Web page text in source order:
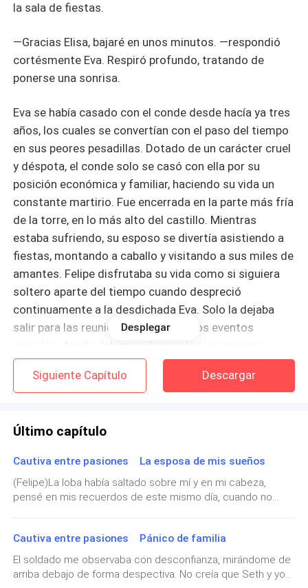
la sala de fiestas.
—Gracias Elisa, bajaré en unos minutos. —respondió
cortésmente Eva. Respiró profundo, tratando de
ponerse una sonrisa.
Eva se había casado con el conde desde hacía ya tres
años, los cuales se convertían con el paso del tiempo
en sus peores pesadillas. Dotado de un carácter cruel
y déspota, el conde solo se casó con ella por su
posición económica y familiar, haciendo su vida un
constante martirio. Fue encerrada en la parte más fría
de la torre, en lo más alto del castillo. Mientras
estaba sufriendo, su esposo se divertía asistiendo a
fiestas, montando a caballo y visitando a sus miles de
amantes. Felipe disfrutaba su vida como si siguiera
soltero aparte del tiempo cuando despreció
continuamente a la desdichada Eva. Solo la dejaba
salir para las reuniones formales y los eventos
sociales, donde debían verla a su lado como una
muñeca sin espíritu.
Esta era una de esas fiestas, donde incluso los padres
un pueblo cercano a su reino. Los padres de Eva
matrimonio una fuerte alianza. Felipe debía mostrarse
maduro y responsable al lado de su esposa el tiempo
que durase la reunión, para después embriagarse
La dama caminaba junto con su escolta, dos guardias
y su dama de compañía. Los hombres hablaban entre
Desplegar
Siguiente Capítulo Descargar
Último capítulo
Cautiva entre pasiones La esposa de mis sueños
(Felipe)La loba había saltado sobre mí y en mi cabeza,
pensé en mis recuerdos de este mismo día, cuando no
reino.Aquel día, desperté como si hubiera dormido doce
horas o algo así, descansado y fresco. Me agradó sentir
esa sensación de paz. Eva, era su presencia la que me
hacía sentir así de bien. De no haber sido por ella seguiría
Cautiva entre pasiones Pánico de familia
El soldado me observaba con desconfianza, mirándome de
arriba debajo de forma despectiva. No creía que Seth y yo